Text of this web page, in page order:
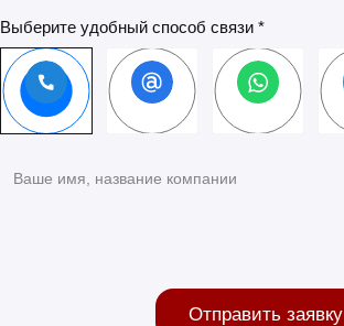
Выберите удобный способ связи
Телефон WhatsApp
Отправить заявку